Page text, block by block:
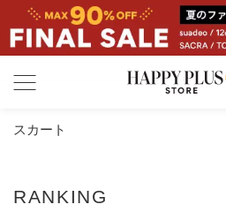
カテゴリ
お気に入り
スカート